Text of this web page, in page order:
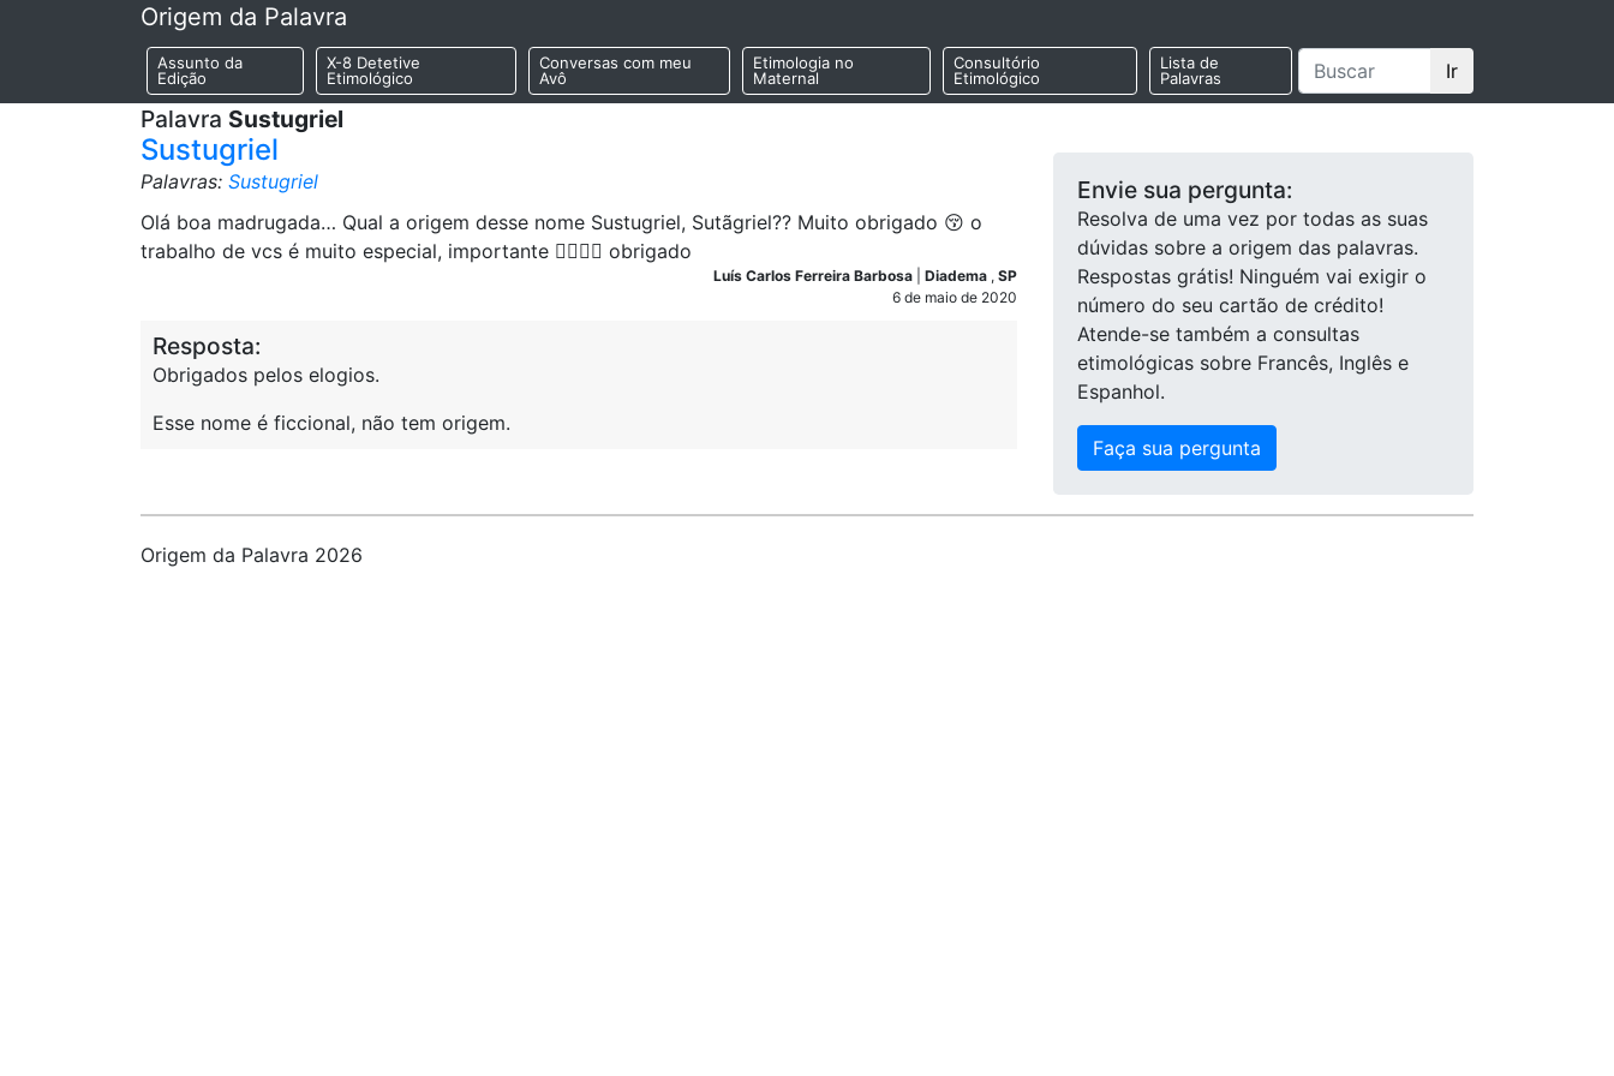
Origem da Palavra
Assunto da
Edição
X-8 Detetive
Etimológico
Conversas com meu
Avô
Etimologia no
Maternal
Consultório
Etimológico
Lista de
Palavras
Ir
Palavra Sustugriel
Sustugriel
Palavras: Sustugriel
Olá boa madrugada… Qual a origem desse nome Sustugriel, Sutãgriel?? Muito obrigado 😚 o
trabalho de vcs é muito especial, importante ✌🏾✌🏾 obrigado
Luís Carlos Ferreira Barbosa Diadema , SP
6 de maio de 2020
Resposta:
Obrigados pelos elogios.
Esse nome é ficcional, não tem origem.
Envie sua pergunta:
Resolva de uma vez por todas as suas
dúvidas sobre a origem das palavras.
Respostas grátis! Ninguém vai exigir o
número do seu cartão de crédito!
Atende-se também a consultas
etimológicas sobre Francês, Inglês e
Espanhol.
Faça sua pergunta
Origem da Palavra 2026